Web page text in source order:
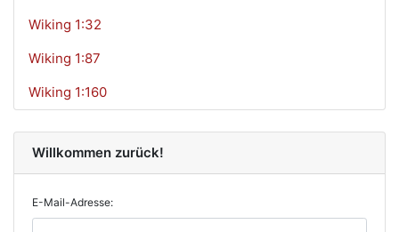
Wiking 1:32
Wiking 1:87
Wiking 1:160
Willkommen zurück!
E-Mail-Adresse: